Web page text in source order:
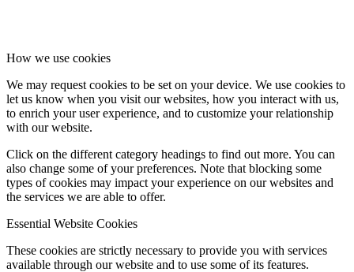
How we use cookies
We may request cookies to be set on your device. We use cookies to
let us know when you visit our websites, how you interact with us,
to enrich your user experience, and to customize your relationship
with our website.
Click on the different category headings to find out more. You can
also change some of your preferences. Note that blocking some
types of cookies may impact your experience on our websites and
the services we are able to offer.
Essential Website Cookies
These cookies are strictly necessary to provide you with services
available through our website and to use some of its features.